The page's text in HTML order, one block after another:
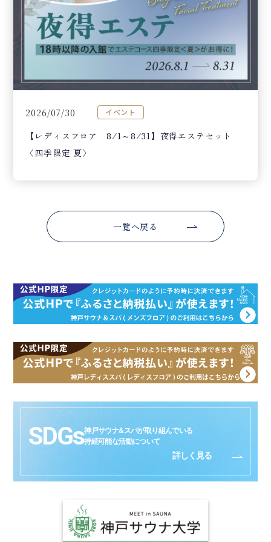
2026/07/30 イベント
【レディスフロア 8/1～8/31】夜得エステセット
〈四季限定 夏〉
一覧へ戻る
SDGs神戸サウナ&スパが取り組んでいる
持続可能な活動について
詳しく見る